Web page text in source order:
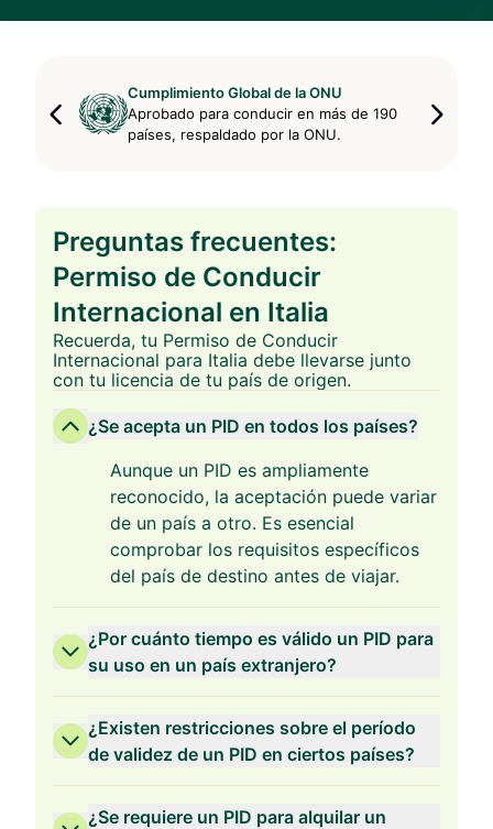
Cumplimiento Global de la ONU
Aprobado para conducir en más de 190
países, respaldado por la ONU.
Preguntas frecuentes:
Permiso de Conducir
Internacional en Italia
Recuerda, tu Permiso de Conducir
Internacional para Italia debe llevarse junto
con tu licencia de tu país de origen.
¿Se acepta un PID en todos los países?
Aunque un PID es ampliamente
reconocido, la aceptación puede variar
de un país a otro. Es esencial
comprobar los requisitos específicos
del país de destino antes de viajar.
¿Por cuánto tiempo es válido un PID para
su uso en un país extranjero?
¿Existen restricciones sobre el período
de validez de un PID en ciertos países?
¿Se requiere un PID para alquilar un